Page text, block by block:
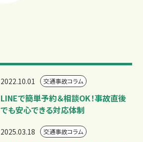
2022.10.01 交通事故コラム
LINEで簡単予約＆相談OK！事故直後
でも安心できる対応体制
2025.03.18 交通事故コラム